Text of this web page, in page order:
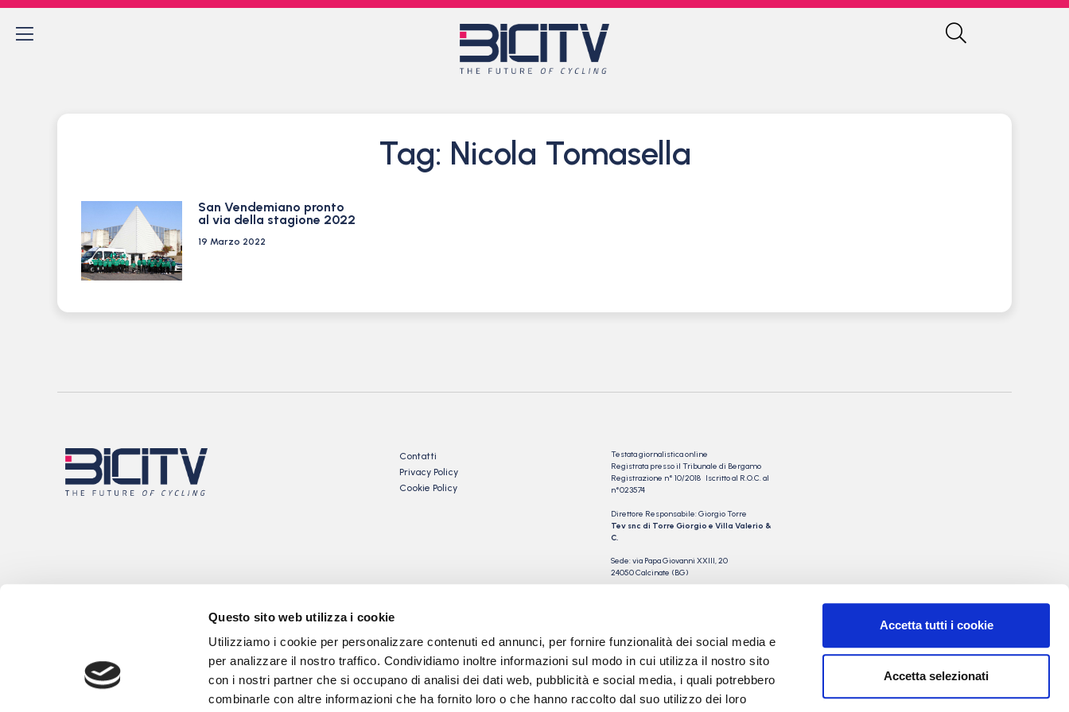
Questo sito web utilizza i cookie
Utilizziamo i cookie per personalizzare contenuti ed annunci, per fornire funzionalità dei social media e
per analizzare il nostro traffico. Condividiamo inoltre informazioni sul modo in cui utilizza il nostro sito
con i nostri partner che si occupano di analisi dei dati web, pubblicità e social media, i quali potrebbero
combinarle con altre informazioni che ha fornito loro o che hanno raccolto dal suo utilizzo dei loro
Accetta tutti i cookie
Accetta selezionati
Tag: Nicola Tomasella
San Vendemiano pronto
al via della stagione 2022
19 Marzo 2022
Contatti
Privacy Policy
Cookie Policy
Testata giornalistica online
Registrata presso il Tribunale di Bergamo
Registrazione n° 10/2018 Iscritto al R.O.C. al
n°023574
Direttore Responsabile: Giorgio Torre
Tev snc di Torre Giorgio e Villa Valerio &
C.
Sede: via Papa Giovanni XXIII, 20
24050 Calcinate (BG)